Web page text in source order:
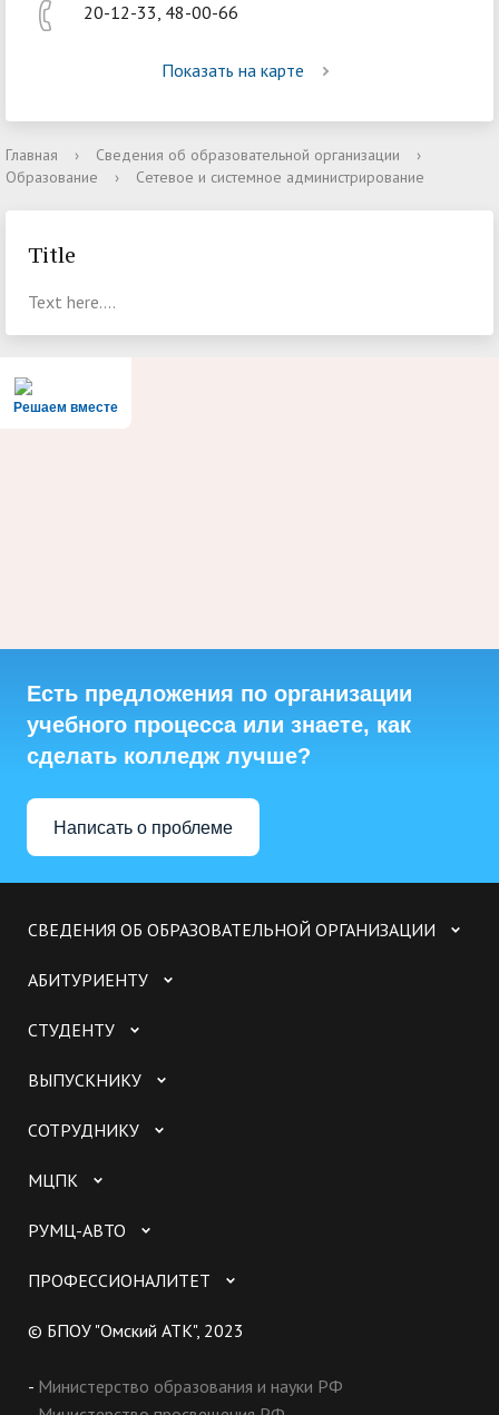
20-12-33, 48-00-66
Показать на карте
Главная › Сведения об образовательной организации
›
Образование
› Сетевое и системное администрирование
Title
Text here....
Решаем вместе
Есть предложения по организации
учебного процесса или знаете, как
сделать колледж лучше?
Написать о проблеме
СВЕДЕНИЯ ОБ ОБРАЗОВАТЕЛЬНОЙ ОРГАНИЗАЦИИ
АБИТУРИЕНТУ
СТУДЕНТУ
ВЫПУСКНИКУ
СОТРУДНИКУ
МЦПК
РУМЦ-АВТО
ПРОФЕССИОНАЛИТЕТ
© БПОУ "Омский АТК", 2023
- Министерство образования и науки РФ